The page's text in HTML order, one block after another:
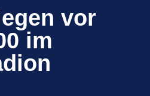
vor
im